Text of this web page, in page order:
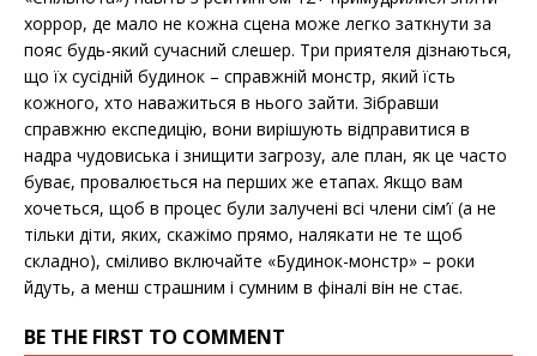
хоррор, де мало не кожна сцена може легко заткнути за
пояс будь-який сучасний слешер. Три приятеля дізнаються,
що їх сусідній будинок – справжній монстр, який їсть
кожного, хто наважиться в нього зайти. Зібравши
справжню експедицію, вони вирішують відправитися в
надра чудовиська і знищити загрозу, але план, як це часто
буває, провалюється на перших же етапах. Якщо вам
хочеться, щоб в процес були залучені всі члени сім’ї (а не
тільки діти, яких, скажімо прямо, налякати не те щоб
складно), сміливо включайте «Будинок-монстр» – роки
йдуть, а менш страшним і сумним в фіналі він не стає.
BE THE FIRST TO COMMENT